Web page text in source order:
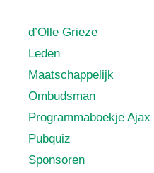
d’Olle Grieze
Leden
Maatschappelijk
Ombudsman
Programmaboekje
Pubquiz
Sponsoren